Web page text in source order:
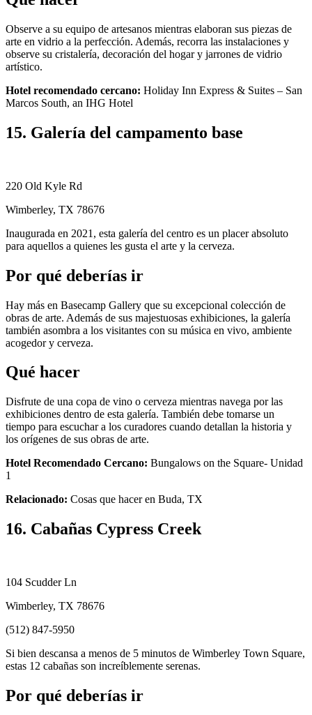
Observe a su equipo de artesanos mientras elaboran sus piezas de
arte en vidrio a la perfección. Además, recorra las instalaciones y
observe su cristalería, decoración del hogar y jarrones de vidrio
artístico.
Hotel recomendado cercano: Holiday Inn Express & Suites – San
Marcos South, an IHG Hotel
15. Galería del campamento base
220 Old Kyle Rd
Wimberley, TX 78676
Inaugurada en 2021, esta galería del centro es un placer absoluto
para aquellos a quienes les gusta el arte y la cerveza.
Por qué deberías ir
Hay más en Basecamp Gallery que su excepcional colección de
obras de arte. Además de sus majestuosas exhibiciones, la galería
también asombra a los visitantes con su música en vivo, ambiente
acogedor y cerveza.
Qué hacer
Disfrute de una copa de vino o cerveza mientras navega por las
exhibiciones dentro de esta galería. También debe tomarse un
tiempo para escuchar a los curadores cuando detallan la historia y
los orígenes de sus obras de arte.
Hotel Recomendado Cercano: Bungalows on the Square- Unidad
1
Relacionado: Cosas que hacer en Buda, TX
16. Cabañas Cypress Creek
104 Scudder Ln
Wimberley, TX 78676
(512) 847-5950
Si bien descansa a menos de 5 minutos de Wimberley Town Square,
estas 12 cabañas son increíblemente serenas.
Por qué deberías ir